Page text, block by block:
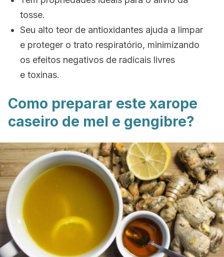
tosse.
Seu alto teor de antioxidantes ajuda a limpar
e proteger o trato respiratório, minimizando
os efeitos negativos de radicais livres
e toxinas.
Como preparar este xarope
caseiro de mel e gengibre?